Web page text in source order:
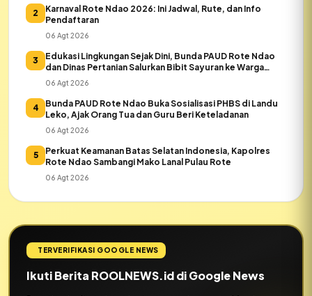
2
Karnaval Rote Ndao 2026: Ini Jadwal, Rute, dan Info
Pendaftaran
06 Agt 2026
3
Edukasi Lingkungan Sejak Dini, Bunda PAUD Rote Ndao
dan Dinas Pertanian Salurkan Bibit Sayuran ke Warga
Daeloni
06 Agt 2026
4
Bunda PAUD Rote Ndao Buka Sosialisasi PHBS di Landu
Leko, Ajak Orang Tua dan Guru Beri Keteladanan
06 Agt 2026
5
Perkuat Keamanan Batas Selatan Indonesia, Kapolres
Rote Ndao Sambangi Mako Lanal Pulau Rote
06 Agt 2026
TERVERIFIKASI GOOGLE NEWS
Ikuti Berita ROOLNEWS.id di Google News